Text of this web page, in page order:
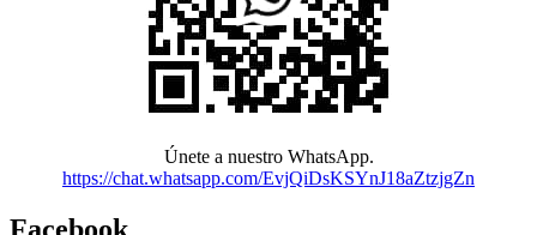
Únete a nuestro WhatsApp.
https://chat.whatsapp.com/EvjQiDsKSYnJ18aZtzjgZn
Facebook